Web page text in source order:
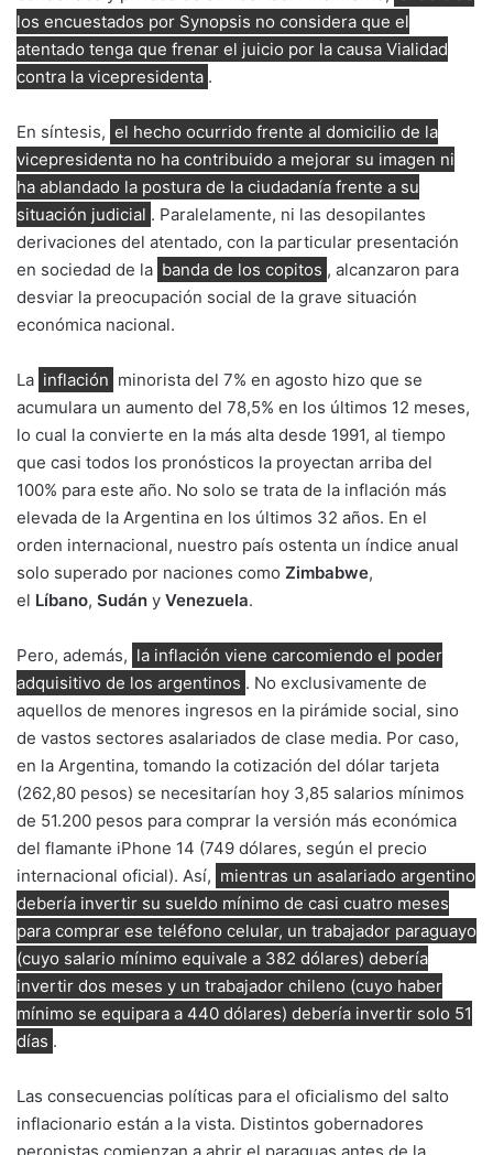
los encuestados por Synopsis no considera que el
atentado tenga que frenar el juicio por la causa Vialidad
contra la vicepresidenta .
En síntesis, el hecho ocurrido frente al domicilio de la
vicepresidenta no ha contribuido a mejorar su imagen ni
ha ablandado la postura de la ciudadanía frente a su
situación judicial . Paralelamente, ni las desopilantes
derivaciones del atentado, con la particular presentación
en sociedad de la banda de los copitos , alcanzaron para
desviar la preocupación social de la grave situación
económica nacional.
La inflación minorista del 7% en agosto hizo que se
acumulara un aumento del 78,5% en los últimos 12 meses,
lo cual la convierte en la más alta desde 1991, al tiempo
que casi todos los pronósticos la proyectan arriba del
100% para este año. No solo se trata de la inflación más
elevada de la Argentina en los últimos 32 años. En el
orden internacional, nuestro país ostenta un índice anual
solo superado por naciones como Zimbabwe,
el Líbano, Sudán y Venezuela.
Pero, además, la inflación viene carcomiendo el poder
adquisitivo de los argentinos . No exclusivamente de
aquellos de menores ingresos en la pirámide social, sino
de vastos sectores asalariados de clase media. Por caso,
en la Argentina, tomando la cotización del dólar tarjeta
(262,80 pesos) se necesitarían hoy 3,85 salarios mínimos
de 51.200 pesos para comprar la versión más económica
del flamante iPhone 14 (749 dólares, según el precio
internacional oficial). Así, mientras un asalariado argentino
debería invertir su sueldo mínimo de casi cuatro meses
para comprar ese teléfono celular, un trabajador paraguayo
(cuyo salario mínimo equivale a 382 dólares) debería
invertir dos meses y un trabajador chileno (cuyo haber
mínimo se equipara a 440 dólares) debería invertir solo 51
días .
Las consecuencias políticas para el oficialismo del salto
inflacionario están a la vista. Distintos gobernadores
peronistas comienzan a abrir el paraguas antes de la